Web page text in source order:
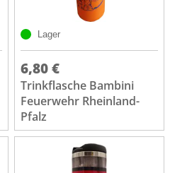
Lager
6,80 €
Trinkflasche Bambini
Feuerwehr Rheinland-
Pfalz